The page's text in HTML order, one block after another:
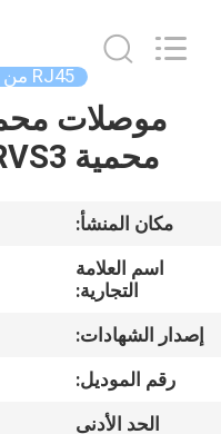
الصفحة
الرئيسية
منتجات
معلومات
عنا
جولة
Dongguan
Heling
RJ45 من خلال موصل هول
محمية MJ88-B011-PRVS3
مكان المنشأ:
اسم العلامة
التجارية:
إصدار الشهادات:
رقم الموديل:
الحد الأدنى